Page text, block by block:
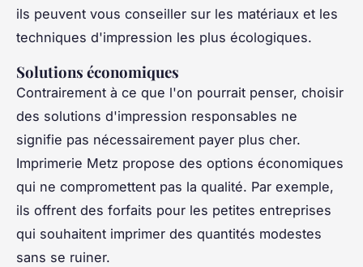
ils peuvent vous conseiller sur les matériaux et les
techniques d'impression les plus écologiques.
Solutions économiques
Contrairement à ce que l'on pourrait penser, choisir
des solutions d'impression responsables ne
signifie pas nécessairement payer plus cher.
Imprimerie Metz propose des options économiques
qui ne compromettent pas la qualité. Par exemple,
ils offrent des forfaits pour les petites entreprises
qui souhaitent imprimer des quantités modestes
sans se ruiner.